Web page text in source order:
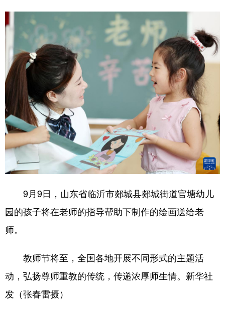
9月9日，山东省临沂市郯城县郯城街道官塘幼儿
园的孩子将在老师的指导帮助下制作的绘画送给老
师。
教师节将至，全国各地开展不同形式的主题活
动，弘扬尊师重教的传统，传递浓厚师生情。新华社
发（张春雷摄）